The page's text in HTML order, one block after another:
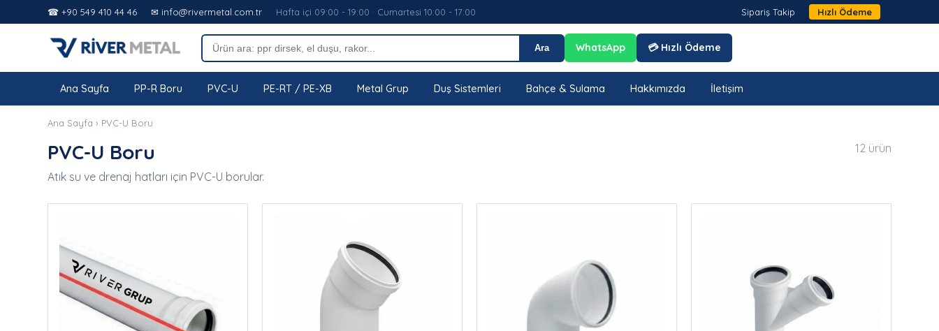
☎ +90 549 410 44 46 ✉ info@rivermetal.com.tr Hafta içi 09:00 - 19:00 · Cumartesi 10:00 - 17:00 Sipariş Takip Hızlı Ödeme
Ara WhatsApp 💳 Hızlı Ödeme
Ana Sayfa PP-R Boru PVC-U PE-RT / PE-XB Metal Grup Duş Sistemleri Bahçe & Sulama Hakkımızda İletişim
Ana Sayfa › PVC-U Boru
PVC-U Boru
Atık su ve drenaj hatları için PVC-U borular.
12 ürün